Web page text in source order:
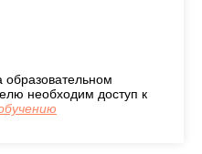
образовательном
необходим доступ к